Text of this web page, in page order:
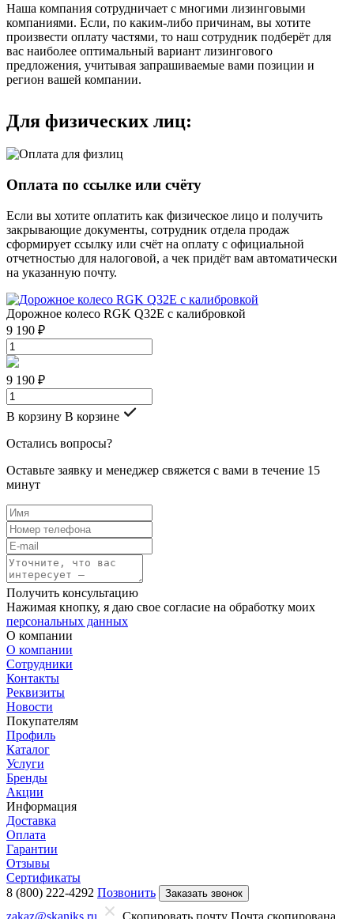
Наша компания сотрудничает с многими лизинговыми
компаниями. Если, по каким-либо причинам, вы хотите
произвести оплату частями, то наш сотрудник подберёт для
вас наиболее оптимальный вариант лизингового
предложения, учитывая запрашиваемые вами позиции и
регион вашей компании.
Для физических лиц:
Оплата по ссылке или счёту
Если вы хотите оплатить как физическое лицо и получить
закрывающие документы, сотрудник отдела продаж
сформирует ссылку или счёт на оплату с официальной
отчетностью для налоговой, а чек придёт вам автоматически
на указанную почту.
Дорожное колесо RGK Q32E с калибровкой
9 190 ₽
9 190 ₽
В корзину В корзине
Остались вопросы?
Оставьте заявку и менеджер свяжется с вами в течение 15
минут
Получить консультацию
Нажимая кнопку, я даю свое согласие на обработку моих
персональных данных
О компании
О компании
Сотрудники
Контакты
Реквизиты
Новости
Покупателям
Профиль
Каталог
Услуги
Бренды
Акции
Информация
Доставка
Оплата
Гарантии
Отзывы
Сертификаты
8 (800) 222-4292 Позвонить Заказать звонок
zakaz@skaniks.ru Скопировать почту Почта скопирована